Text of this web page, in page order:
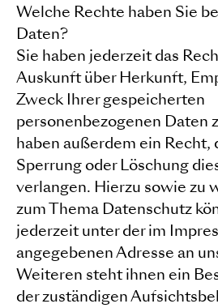
Welche Rechte haben Sie
Daten?
Sie haben jederzeit das
Auskunft über Herkunft,
Zweck Ihrer gespeicherten
personenbezogenen Daten
haben außerdem ein
Sperrung oder Löschung
verlangen. Hierzu sowie zu
zum Thema Datenschutz
jederzeit unter der im
angegebenen Adresse an
Weiteren steht ihnen ein
der zuständigen